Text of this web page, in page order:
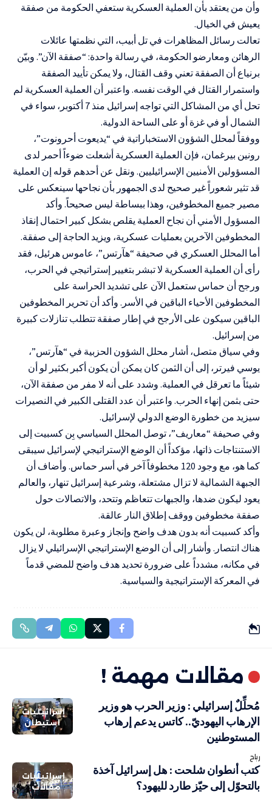
وأن من يعتقد بأن العملية العسكرية ستعفي الحكومة من صفقة
يعيش في الخيال.
تعالت رسائل المظاهرات في تل أبيب، التي نظمتها عائلات
الرهائن ومعارضو الحكومة، في رسالة واحدة: “صفقة الآن”. وبيّن
برنياع أن الصفقة تعني وقف القتال، ولا يمكن تأييد الصفقة
واستمرار القتال في الوقت نفسه. واعتبر أن العملية العسكرية لم
تحل أي من المشاكل التي تواجه إسرائيل منذ 7 أكتوبر، سواء في
الشمال أو في غزة أو على الساحة الدولية.
ووفقاً لمحلل الشؤون الاستخباراتية في “يديعوت أحرونوت”،
رونين بيرغمان، فإن العملية العسكرية أشعلت ضوءاً أحمر لدى
المسؤولين الأمنيين الإسرائيليين. ونقل عن أحدهم قوله إن العملية
قد تثير شعوراً غير صحيح لدى الجمهور بأن نجاحها سينعكس على
مصير جميع المخطوفين، وهذا ببساطة ليس صحيحاً. وأكد
المسؤول الأمني أن نجاح العملية يقلص بشكل كبير احتمال إنقاذ
المخطوفين الآخرين بعمليات عسكرية، ويزيد الحاجة إلى صفقة.
أما المحلل العسكري في صحيفة “هآرتس”، عاموس هرئيل، فقد
رأى أن العملية العسكرية لا تبشر بتغيير إستراتيجي في الحرب،
ورجح أن حماس ستعمل الآن على تشديد الحراسة على
المخطوفين الأحياء الباقين في الأسر. وأكد أن تحرير المخطوفين
الباقين سيكون على الأرجح في إطار صفقة تتطلب تنازلات كبيرة
من إسرائيل.
وفي سياق متصل، أشار محلل الشؤون الحزبية في “هآرتس”،
يوسي فيرتر، إلى أن الثمن كان يمكن أن يكون أكبر بكثير لو أن
شيئاً ما تعرقل في العملية. وشدد على أنه لا مفر من صفقة الآن،
حتى بثمن إنهاء الحرب. واعتبر أن عدد القتلى الكبير في النصيرات
سيزيد من خطورة الوضع الدولي لإسرائيل.
وفي صحيفة “معاريف”، توصل المحلل السياسي بِن كسبيت إلى
الاستنتاجات ذاتها، مؤكداً أن الوضع الإستراتيجي لإسرائيل سيبقى
كما هو، مع وجود 120 مخطوفاً آخر في أسر حماس. وأضاف أن
الجبهة الشمالية لا تزال مشتعلة، وشرعية إسرائيل تنهار، والعالم
يعود ليكون ضدها، والجبهات تتعاظم وتتحد، والاتصالات حول
صفقة مخطوفين ووقف إطلاق النار عالقة.
وأكد كسبيت أنه بدون هدف واضح وإنجاز وعبرة مطلوبة، لن يكون
هناك انتصار. وأشار إلى أن الوضع الإستراتيجي الإسرائيلي لا يزال
في مكانه، مشدداً على ضرورة تحديد هدف واضح للمضي قدماً
في المعركة الإستراتيجية والسياسية.
مقالات مهمة !
إسرائيليات
استيطان
مُحلِّلٌ إسرائيلي : وزير الحرب هو وزير
الإرهاب اليهوديّ.. كاتس يدعم إرهاب
المستوطنين
رباح
إسرائيليات
مقالات
كتب أنطوان شلحت : هل إسرائيل آخذة
بالتحوّل إلى حيّز طارد لليهود؟